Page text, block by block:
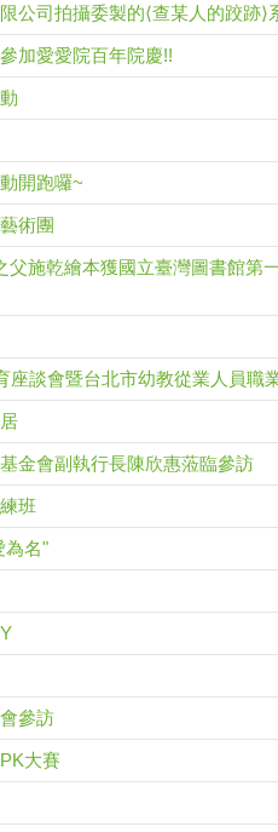
公司拍攝委製的⟨查某人的跤跡⟩
加愛愛院百年院慶!!
開跑囉~
術團
父施乾繪本獲國立臺灣圖書館第
座談會暨台北市幼教從業人員職
金會副執行長陳欣惠蒞臨參訪
班
為名"
參訪
大賽